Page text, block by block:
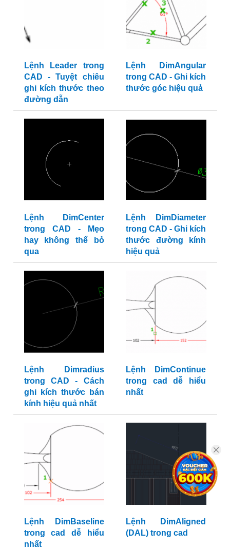
Lệnh Leader trong
CAD - Tuyệt chiêu
ghi kích thước theo
đường dẫn
Lệnh DimAngular
trong CAD - Ghi kích
thước góc hiệu quả
Lệnh DimCenter
trong CAD - Mẹo
hay không thể bỏ
qua
Lệnh DimDiameter
trong CAD - Ghi kích
thước đường kính
hiệu quả
Lệnh Dimradius
trong CAD - Cách
ghi kích thước bán
kính hiệu quả nhất
Lệnh DimContinue
trong cad dễ hiểu
nhất
Lệnh DimBaseline
trong cad dễ hiểu
nhất
Lệnh DimAligned
(DAL) trong cad